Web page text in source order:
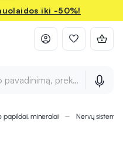
nuolaidos iki -50%!
prekės ženklą ir
papildai, mineralai Nervų sistemai